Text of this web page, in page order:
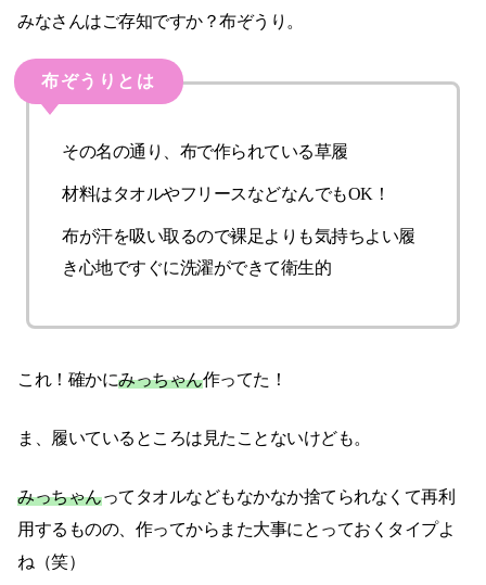
みなさんはご存知ですか？布ぞうり。
布ぞうりとは
その名の通り、布で作られている草履
材料はタオルやフリースなどなんでもOK！
布が汗を吸い取るので裸足よりも気持ちよい履
き心地ですぐに洗濯ができて衛生的
これ！確かにみっちゃん作ってた！
ま、履いているところは見たことないけども。
みっちゃんってタオルなどもなかなか捨てられなくて再利
用するものの、作ってからまた大事にとっておくタイプよ
ね（笑）